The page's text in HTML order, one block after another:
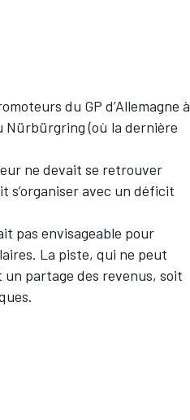
du GP d’Allemagne à
Nürbürgring (où la dernière
ne devait se retrouver
s’organiser avec un déficit
pas envisageable pour
La piste, qui ne peut
partage des revenus, soit